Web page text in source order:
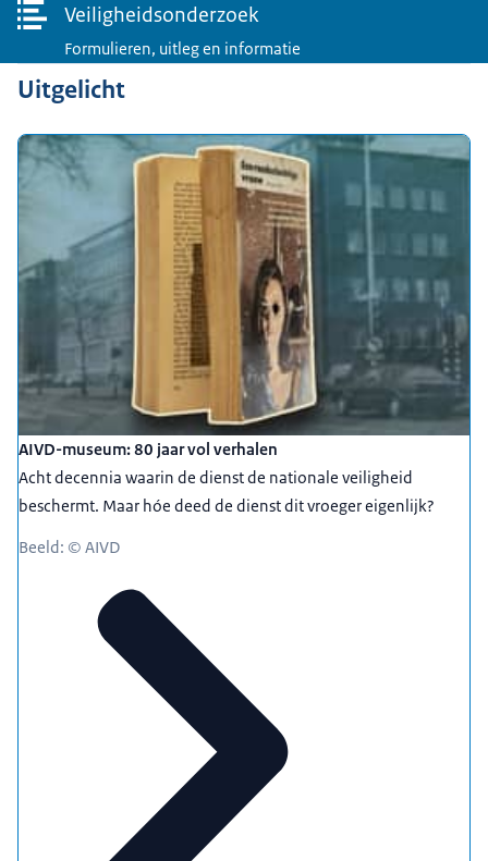
Veiligheidsonderzoek
Formulieren, uitleg en informatie
Uitgelicht
AIVD-museum: 80 jaar vol verhalen
Acht decennia waarin de dienst de nationale veiligheid
beschermt. Maar hóe deed de dienst dit vroeger eigenlijk?
Beeld: © AIVD